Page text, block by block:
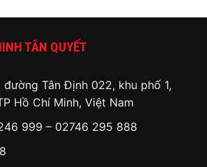
TÂN QUYẾT
Tân Định 022, khu phố 1,
Hồ Chí Minh, Việt Nam
999 – 02746 295 888